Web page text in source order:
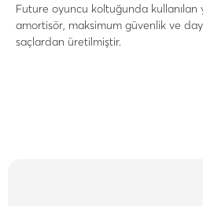
Future oyuncu koltuğunda kullanılan
amortisör, maksimum güvenlik ve
saçlardan üretilmiştir.